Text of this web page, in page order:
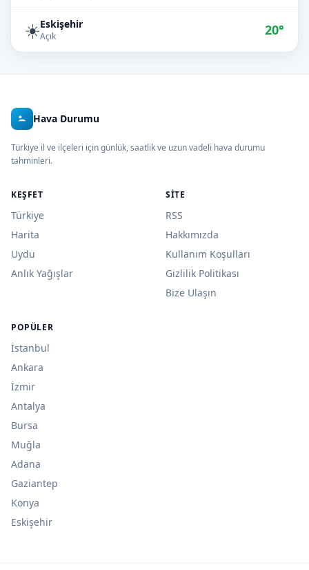
☀️Eskişehir
Açık 20°
Hava Durumu
Türkiye il ve ilçeleri için günlük, saatlik ve uzun vadeli hava durumu
tahminleri.
KEŞFET
Türkiye
Harita
Uydu
Anlık Yağışlar
SITE
RSS
Hakkımızda
Kullanım Koşulları
Gizlilik Politikası
Bize Ulaşın
POPÜLER
İstanbul
Ankara
İzmir
Antalya
Bursa
Muğla
Adana
Gaziantep
Konya
Eskişehir